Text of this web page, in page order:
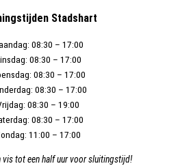
Stadshart
08:30 – 17:00
08:30 – 17:00
08:30 – 17:00
08:30 – 17:00
08:30 – 19:00
08:30 – 17:00
11:00 – 17:00
vis tot een half uur voor sluitingstijd!